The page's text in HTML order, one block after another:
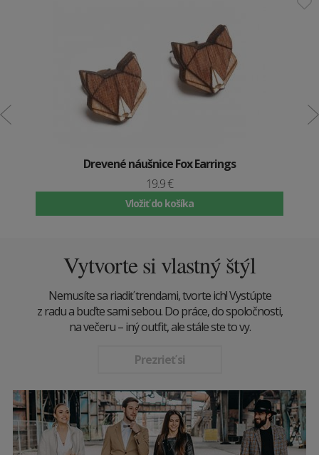
Drevené náušnice Fox Earrings
19.9 €
Vložiť do košíka
Vytvorte si vlastný štýl
Nemusíte sa riadiť trendami, tvorte ich! Vystúpte
z radu a buďte sami sebou. Do práce, do spoločnosti,
na večeru – iný outfit, ale stále ste to vy.
Prezrieť si